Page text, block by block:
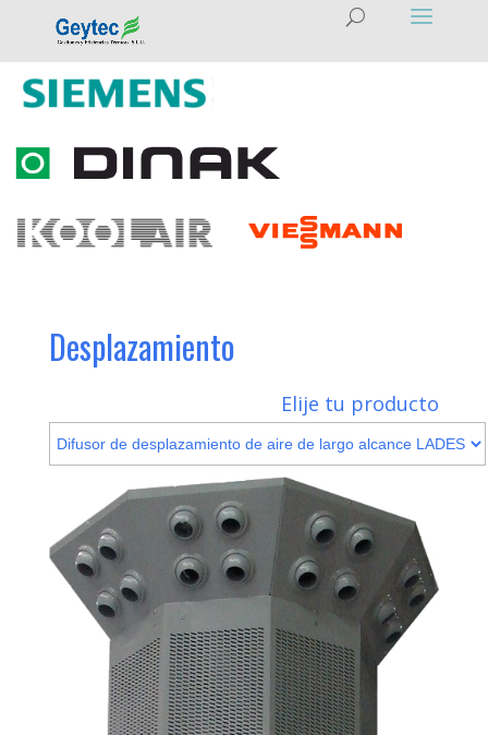
Desplazamiento
Elije tu producto